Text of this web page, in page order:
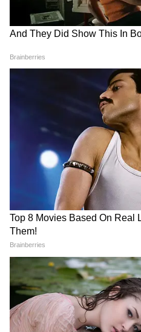
प्रतिद्वंद्वी के लिए पूरे
प्रशिक्षण लिया है, लेकिन
भारतीय झंडा ऊंचा लहराए।
समर्पण और मानसिक शक्ति
सबसे बड़े हथियार हो सकते
SAI ने की संग्राम के समर्पण की
भारतीय खेल प्राधिकरण के
श्रीवास्तव ने कहा, "संग्राम
जिन्हें भारतीय खेल बढ़ावा
लचीलापन, दृढ़ संकल्प और
प्रतिबद्धता। एक कुशल
एमएमए एथलीट में उनका
उदाहरण है कि समर्पण और
किया जा सकता है। हमें यह
भारतीय एथलीट उभरते हुए
छाप छोड़ रहे हैं, और हम